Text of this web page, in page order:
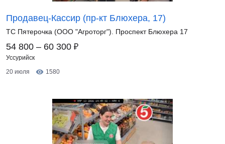
Продавец-Кассир (пр-кт Блюхера, 17)
ТС Пятерочка (ООО "Агроторг"). Проспект Блюхера 17
54 800 – 60 300 ₽
Уссурийск
20 июля
1580